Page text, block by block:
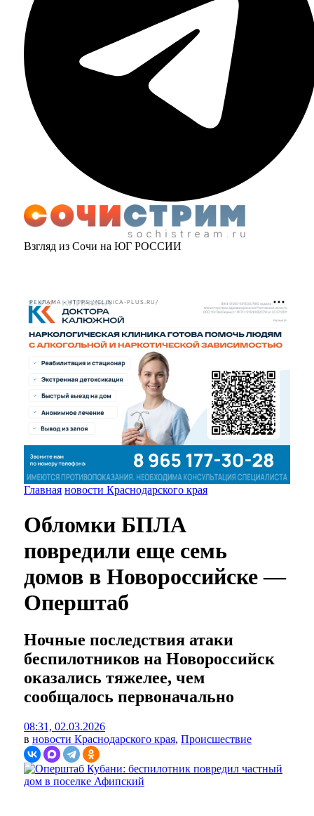
Взгляд из Сочи на ЮГ РОССИИ
РЕКЛАМА • HTTPS://CLINICA-PLUS.RU/
Главная новости Краснодарского края
Обломки БПЛА
повредили еще семь
домов в Новороссийске —
Оперштаб
Ночные последствия атаки
беспилотников на Новороссийск
оказались тяжелее, чем
сообщалось первоначально
08:31, 02.03.2026
в новости Краснодарского края, Происшествие